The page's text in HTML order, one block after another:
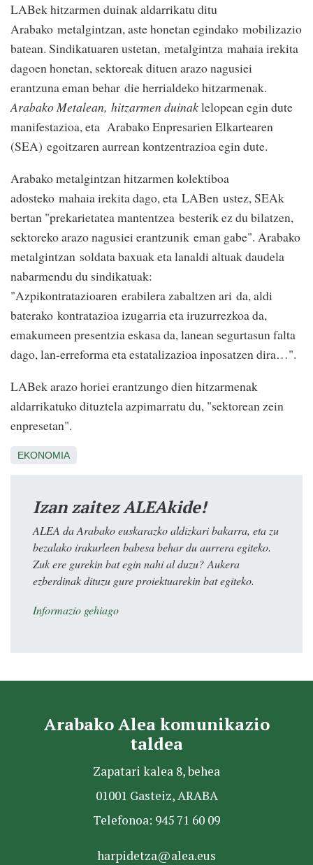
LABek hitzarmen duinak aldarrikatu ditu
Arabako metalgintzan, aste honetan egindako mobilizazio
batean. Sindikatuaren ustetan, metalgintza mahaia irekita
dagoen honetan, sektoreak dituen arazo nagusiei
erantzuna eman behar die herrialdeko hitzarmenak.
Arabako Metalean, hitzarmen duinaklelopean egin dute
manifestazioa, eta Arabako Enpresarien Elkartearen
(SEA) egoitzaren aurrean kontzentrazioa egin dute.
Arabako metalgintzan hitzarmen kolektiboa
adosteko mahaia irekita dago, eta LABen ustez, SEAk
bertan "prekarietatea mantentzea besterik ez du bilatzen,
sektoreko arazo nagusiei erantzunik eman gabe". Arabako
metalgintzan soldata baxuak eta lanaldi altuak daudela
nabarmendu du sindikatuak:
"Azpikontratazioaren erabilera zabaltzen ari da, aldi
baterako kontratazioa izugarria eta iruzurrezkoa da,
emakumeen presentzia eskasa da, lanean segurtasun falta
dago, lan-erreforma eta estatalizazioa inposatzen dira…".
LABek arazo horiei erantzungo dien hitzarmenak
aldarrikatuko dituztela azpimarratu du, "sektorean zein
enpresetan".
EKONOMIA
Izan zaitez ALEAkide!
ALEA da Arabako euskarazko aldizkari bakarra, eta zu
bezalako irakurleen babesa behar du aurrera egiteko.
Zuk ere gurekin bat egin nahi al duzu? Aukera
ezberdinak dituzu gure proiektuarekin bat egiteko.
Informazio gehiago
Arabako Alea komunikazio
taldea
Zapatari kalea 8, behea
01001 Gasteiz, ARABA
Telefonoa: 945 71 60 09
harpidetza@alea.eus